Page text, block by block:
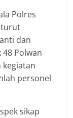
Polres
turut
dan
48 Polwan
kegiatan
personel
sikap